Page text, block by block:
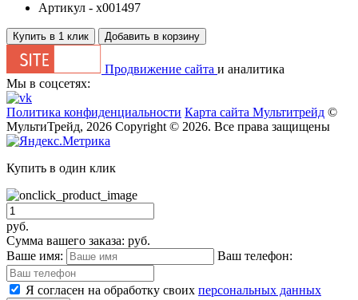
Артикул - x001497
Купить в 1 клик Добавить в корзину
Продвижение сайта и аналитика
Мы в соцсетях:
Политика конфиденциальности Карта сайта Мультитрейд ©
МультиТрейд, 2026 Copyright © 2026. Все права защищены
Купить в один клик
руб.
Сумма вашего заказа: руб.
Ваше имя:
Ваш телефон:
Я согласен на обработку своих персональных данных